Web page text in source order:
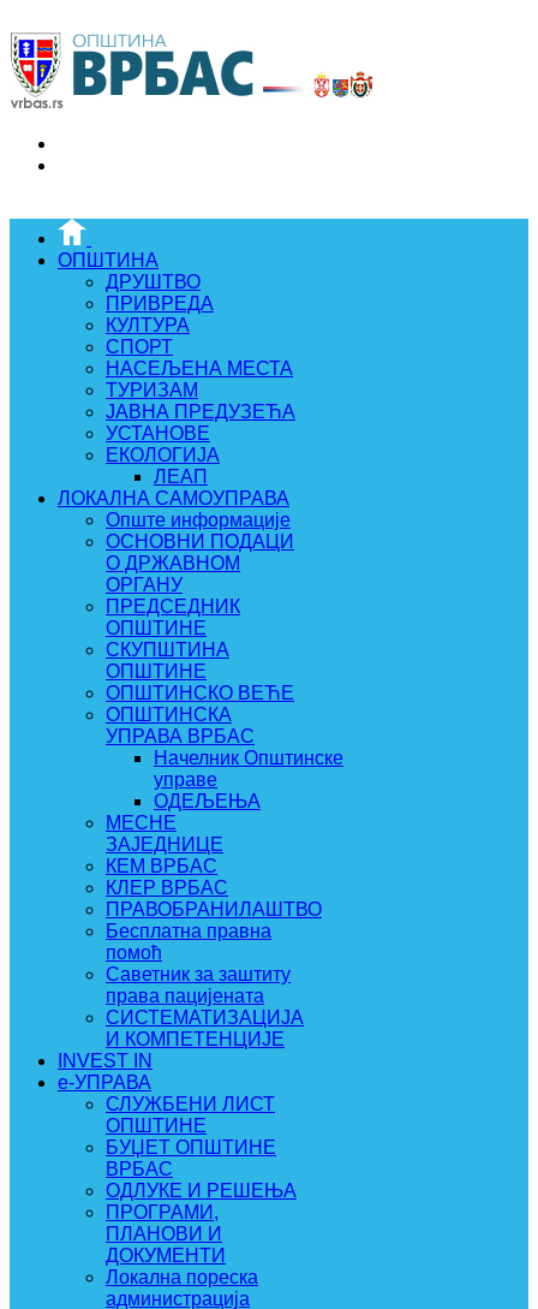
ОПШТИНА
ДРУШТВО
ПРИВРЕДА
КУЛТУРА
СПОРТ
НАСЕЉЕНА МЕСТА
ТУРИЗАМ
ЈАВНА ПРЕДУЗЕЋА
УСТАНОВЕ
ЕКОЛОГИЈА
ЛЕАП
ЛОКАЛНА САМОУПРАВА
Опште информације
ОСНОВНИ ПОДАЦИ
О ДРЖАВНОМ
ОРГАНУ
ПРЕДСЕДНИК
ОПШТИНЕ
СКУПШТИНА
ОПШТИНЕ
ОПШТИНСКО ВЕЋЕ
ОПШТИНСКА
УПРАВА ВРБАС
Начелник Општинске
управе
ОДЕЉЕЊА
МЕСНЕ
ЗАЈЕДНИЦЕ
КЕМ ВРБАС
КЛЕР ВРБАС
ПРАВОБРАНИЛАШТВО
Бесплатна правна
помоћ
Саветник за заштиту
права пацијената
СИСТЕМАТИЗАЦИЈА
И КОМПЕТЕНЦИЈЕ
INVEST IN
e-УПРАВА
СЛУЖБЕНИ ЛИСТ
ОПШТИНЕ
БУЏЕТ ОПШТИНЕ
ВРБАС
ОДЛУКЕ И РЕШЕЊА
ПРОГРАМИ,
ПЛАНОВИ И
ДОКУМЕНТИ
Локална пореска
администрација